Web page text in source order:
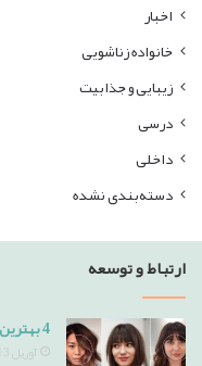
اخبار
خانواده زناشویی
زیبایی و جذابیت
درسی
داخلی
دسته‌بندی نشده
ارتباط و توسعه
4 بهترین مدل موی کوتاه برای صورت گرد و تپل+ عکس
آوریل 13, 2025